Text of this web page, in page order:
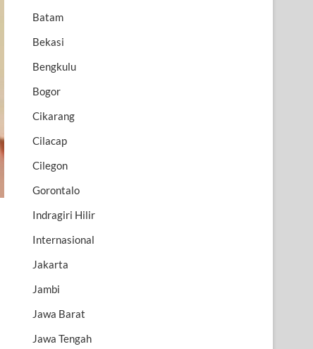
Batam
Bekasi
Bengkulu
Bogor
Cikarang
Cilacap
Cilegon
Gorontalo
Indragiri Hilir
Internasional
Jakarta
Jambi
Jawa Barat
Jawa Tengah